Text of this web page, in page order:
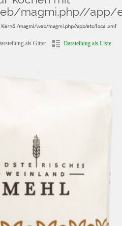
magmi.php//app/
magmi/web/magmi.php//app/etc/local.xml'
als Gitter Darstellung als Liste